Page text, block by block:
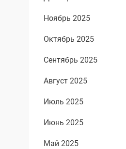
Ноябрь 2025
Октябрь 2025
Сентябрь 2025
Август 2025
Июль 2025
Июнь 2025
Май 2025